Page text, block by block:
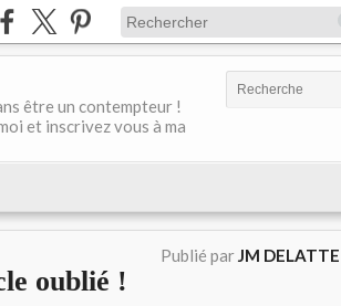
être un contempteur !
et inscrivez vous à ma
Publié parJM DELATTE
oublié !